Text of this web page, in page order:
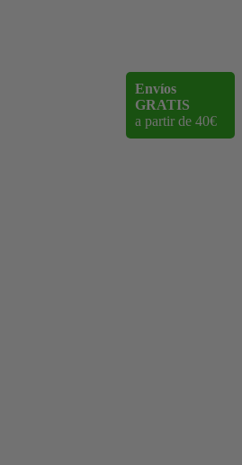
Envíos
GRATIS
a partir de 40€